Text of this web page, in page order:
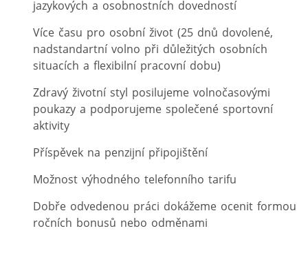
jazykových a osobnostních dovedností
Více času pro osobní život (25 dnů dovolené,
nadstandartní volno při důležitých osobních
situacích a flexibilní pracovní dobu)
Zdravý životní styl posilujeme volnočasovými
poukazy a podporujeme společené sportovní
aktivity
Příspěvek na penzijní připojištění
Možnost výhodného telefonního tarifu
Dobře odvedenou práci dokážeme ocenit formou
ročních bonusů nebo odměnami